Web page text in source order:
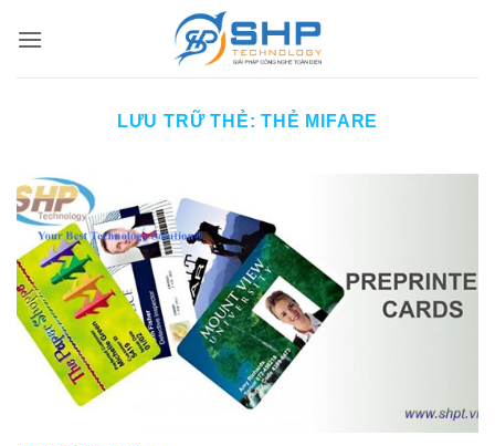
qua
LƯU TRỮ THẺ:THẺ MIFARE